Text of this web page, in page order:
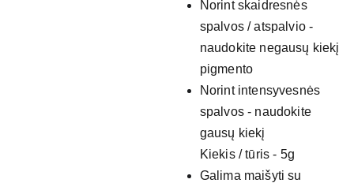
Norint skaidresnės
spalvos / atspalvio -
naudokite negausų kiekį
pigmento
Norint intensyvesnės
spalvos - naudokite
gausų kiekį
Kiekis / tūris - 5g
Galima maišyti su